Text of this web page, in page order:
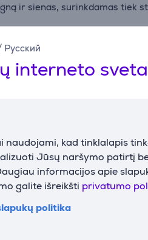
Русский
interneto
naudojami, kad tinklalapis
Jūsų naršymo patirtį
informacijos apie
galite išreikšti privatumo
politika
ir sienas, surinkdamas tiek
valyti be apribojimų
P1
ir dėvėjimosi. Svarbūs
pažeidimų ir optimizuoja
judėjimas, valymas be
daugiasensorinę
ir nereikalingo tų pačių
priežiūra.
baseino priežiūra, visiškai
pritaikomą valymo patirtį.
dugną, sienas arba visą
lankstumą ir paprastą